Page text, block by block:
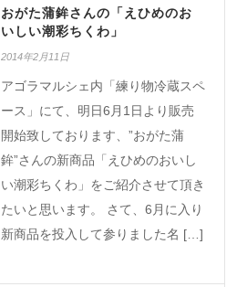
おがた蒲鉾さんの「えひめのお
いしい潮彩ちくわ」
2014年2月11日
アゴラマルシェ内「練り物冷蔵スペ
ース」にて、明日6月1日より販売
開始致しております、”おがた蒲
鉾”さんの新商品「えひめのおいし
い潮彩ちくわ」をご紹介させて頂き
たいと思います。 さて、6月に入り
新商品を投入して参りました名 […]